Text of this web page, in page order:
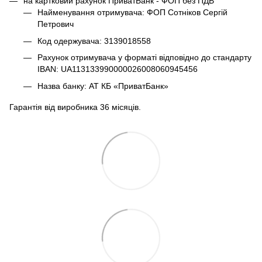
Найменування отримувача: ФОП Сотніков Сергій
Петрович
Код одержувача: 3139018558
Рахунок отримувача у форматі відповідно до стандарту
IBAN: UA113133990000026008060945456
Назва банку: АТ КБ «ПриватБанк»
Гарантія від виробника 36 місяців.